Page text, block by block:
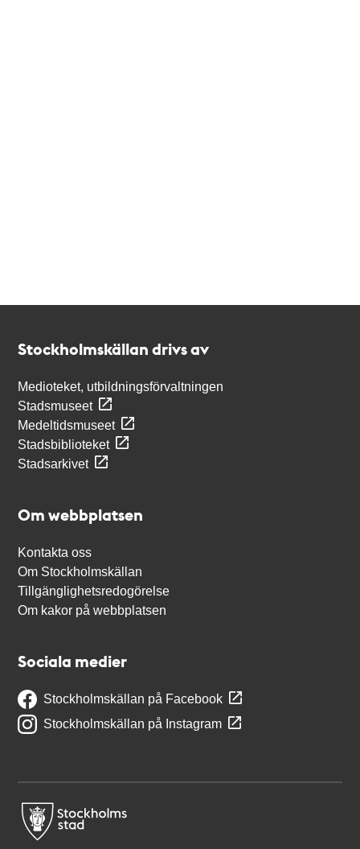
Stockholmskällan drivs av
Medioteket, utbildningsförvaltningen
Stadsmuseet
Medeltidsmuseet
Stadsbiblioteket
Stadsarkivet
Om webbplatsen
Kontakta oss
Om Stockholmskällan
Tillgänglighetsredogörelse
Om kakor på webbplatsen
Sociala medier
Stockholmskällan på Facebook
Stockholmskällan på Instagram